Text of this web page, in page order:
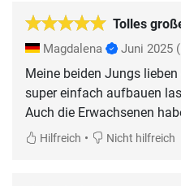
Tolles
Magdalena Juni 2025
Meine beiden Jungs
super einfach aufbauen
Auch die Erwachsenen
Hilfreich • Nicht hilfreich